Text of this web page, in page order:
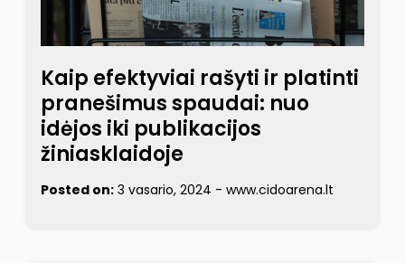
Kaip efektyviai rašyti ir platinti
pranešimus spaudai: nuo
idėjos iki publikacijos
žiniasklaidoje
Posted on: 3 vasario, 2024 - www.cidoarena.lt